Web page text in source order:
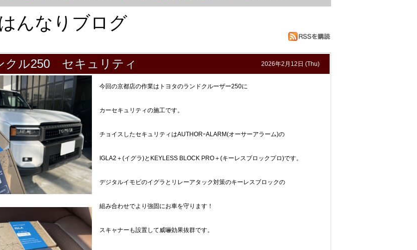
んなりブログ
クル250 セキュリティ 2026年2月12日 (Thu)
今回の京都店の作業はトヨタのランドクルーザー250に
カーセキュリティの施工です。
チョイスしたセキュリティはAUTHORｰALARM(オーサーアラーム)の
IGLA2＋(イグラ)とKEYLESS BLOCK PRO＋(キーレスブロックプロ)です。
デジタルイモビのイグラとリレーアタック対策のキーレスブロックの
組み合わせでより強固にお車を守ります！
スキャナーも設置して威嚇効果抜群です。